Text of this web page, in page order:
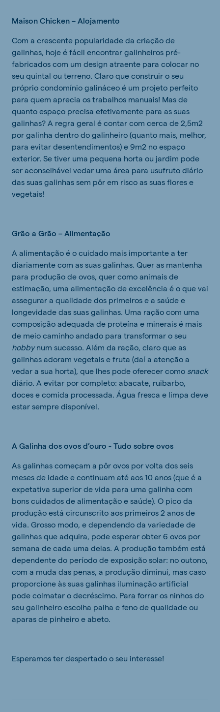
Maison Chicken – Alojamento
Com a crescente popularidade da criação de
galinhas, hoje é fácil encontrar galinheiros pré-
fabricados com um design atraente para colocar no
seu quintal ou terreno. Claro que construir o seu
próprio condomínio galináceo é um projeto perfeito
para quem aprecia os trabalhos manuais! Mas de
quanto espaço precisa efetivamente para as suas
galinhas? A regra geral é contar com cerca de 2,5m2
por galinha dentro do galinheiro (quanto mais, melhor,
para evitar desentendimentos) e 9m2 no espaço
exterior. Se tiver uma pequena horta ou jardim pode
ser aconselhável vedar uma área para usufruto diário
das suas galinhas sem pôr em risco as suas flores e
vegetais!
Grão a Grão – Alimentação
A alimentação é o cuidado mais importante a ter
diariamente com as suas galinhas. Quer as mantenha
para produção de ovos, quer como animais de
estimação, uma alimentação de excelência é o que vai
assegurar a qualidade dos primeiros e a saúde e
longevidade das suas galinhas. Uma ração com uma
composição adequada de proteína e minerais é mais
de meio caminho andado para transformar o seu
hobbynum sucesso. Além da ração, claro que as
galinhas adoram vegetais e fruta (daí a atenção a
vedar a sua horta), que lhes pode oferecer como snack
diário. A evitar por completo: abacate, ruibarbo,
doces e comida processada. Água fresca e limpa deve
estar sempre disponível.
A Galinha dos ovos d’ouro - Tudo sobre ovos
As galinhas começam a pôr ovos por volta dos seis
meses de idade e continuam até aos 10 anos (que é a
expetativa superior de vida para uma galinha com
bons cuidados de alimentação e saúde). O pico da
produção está circunscrito aos primeiros 2 anos de
vida. Grosso modo, e dependendo da variedade de
galinhas que adquira, pode esperar obter 6 ovos por
semana de cada uma delas. A produção também está
dependente do período de exposição solar: no outono,
com a muda das penas, a produção diminui, mas caso
proporcione às suas galinhas iluminação artificial
pode colmatar o decréscimo. Para forrar os ninhos do
seu galinheiro escolha palha e feno de qualidade ou
aparas de pinheiro e abeto.
Esperamos ter despertado o seu interesse!